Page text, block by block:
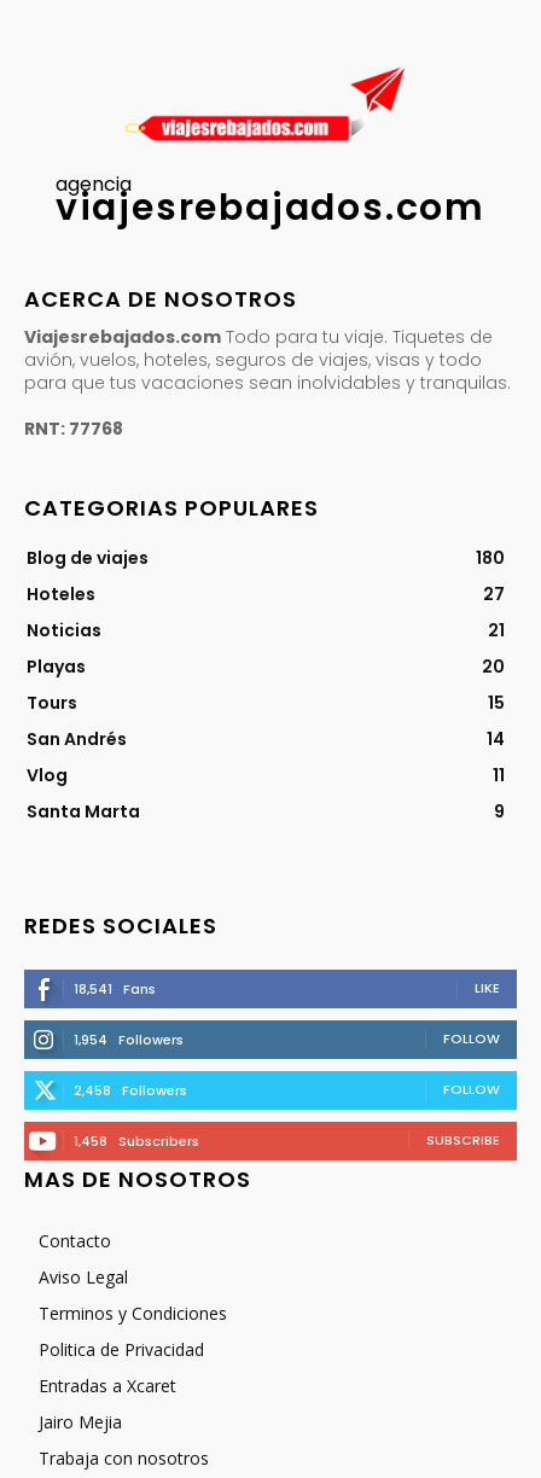
agencia
viajesrebajados.com
ACERCA DE NOSOTROS
Viajesrebajados.com Todo para tu viaje. Tiquetes de
avión, vuelos, hoteles, seguros de viajes, visas y todo
para que tus vacaciones sean inolvidables y tranquilas.
RNT: 77768
CATEGORIAS POPULARES
Blog de viajes
180
Hoteles
27
Noticias
21
Playas
20
Tours
15
San Andrés
14
Vlog
11
Santa Marta
9
REDES SOCIALES
18,541 Fans LIKE
1,954 Followers FOLLOW
2,458 Followers FOLLOW
1,458 Subscribers SUBSCRIBE
MAS DE NOSOTROS
Contacto
Aviso Legal
Terminos y Condiciones
Politica de Privacidad
Entradas a Xcaret
Jairo Mejia
Trabaja con nosotros